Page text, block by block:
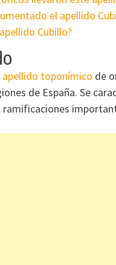
el apellido
Cubillo?
apellido toponímico de
de España. Se
ramificaciones